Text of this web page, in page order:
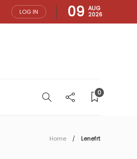
LOG IN 09 AUG
2026
0
Home Lenefrt